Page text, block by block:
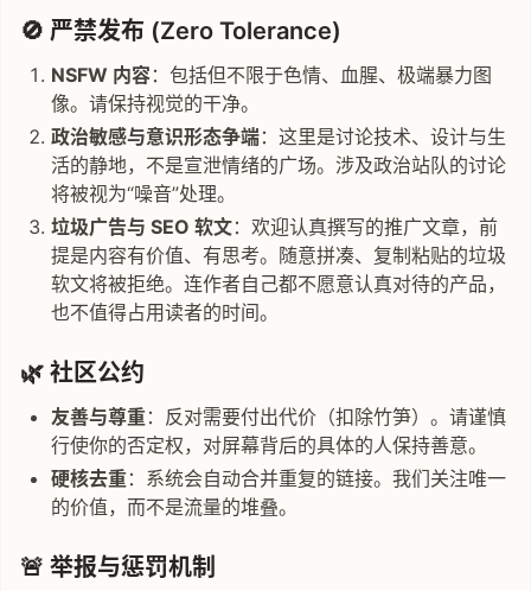
🚫 严禁发布 (Zero Tolerance)
NSFW 内容：包括但不限于色情、血腥、极端暴力图
像。请保持视觉的干净。
政治敏感与意识形态争端：这里是讨论技术、设计与生
活的静地，不是宣泄情绪的广场。涉及政治站队的讨论
将被视为“噪音”处理。
垃圾广告与 SEO 软文：欢迎认真撰写的推广文章，前
提是内容有价值、有思考。随意拼凑、复制粘贴的垃圾
软文将被拒绝。连作者自己都不愿意认真对待的产品，
也不值得占用读者的时间。
🌿 社区公约
友善与尊重：反对需要付出代价（扣除竹笋）。请谨慎
行使你的否定权，对屏幕背后的具体的人保持善意。
硬核去重：系统会自动合并重复的链接。我们关注唯一
的价值，而不是流量的堆叠。
🚨 举报与惩罚机制